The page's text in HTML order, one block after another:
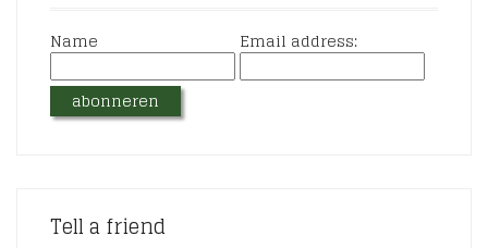
Name Email address:
Tell a friend